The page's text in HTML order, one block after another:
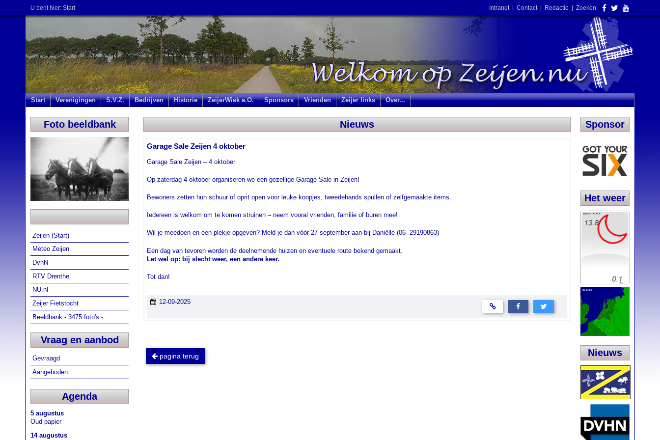
U bent hier: Start Intranet| Contact| Redactie Zoeken
Start Verenigingen S.V.Z. Bedrijven Historie ZeijerWiek e.O. Sponsors Vrienden Zeijer links Over...
Foto beeldbank
Zeijen (Start)
Meteo Zeijen
DvhN
RTV Drenthe
NU.nl
Zeijer Fietstocht
Beeldbank - 3475 foto's -
Vraag en aanbod
Gevraagd
Aangeboden
Agenda
5 augustus
Oud papier
14 augustus
Sponsor
Het weer
Nieuws
Nieuws
Garage Sale Zeijen 4 oktober
Garage Sale Zeijen – 4 oktober
Op zaterdag 4 oktober organiseren we een gezellige Garage Sale in Zeijen!
Bewoners zetten hun schuur of oprit open voor leuke koopjes, tweedehands spullen of zelfgemaakte items.
Iedereen is welkom om te komen struinen – neem vooral vrienden, familie of buren mee!
Wil je meedoen en een plekje opgeven? Meld je dan vóór 27 september aan bij Daniëlle (06 -29190863)
Een dag van tevoren worden de deelnemende huizen en eventuele route bekend gemaakt.
Let wel op: bij slecht weer, een andere keer.
Tot dan!
12-09-2025
pagina terug